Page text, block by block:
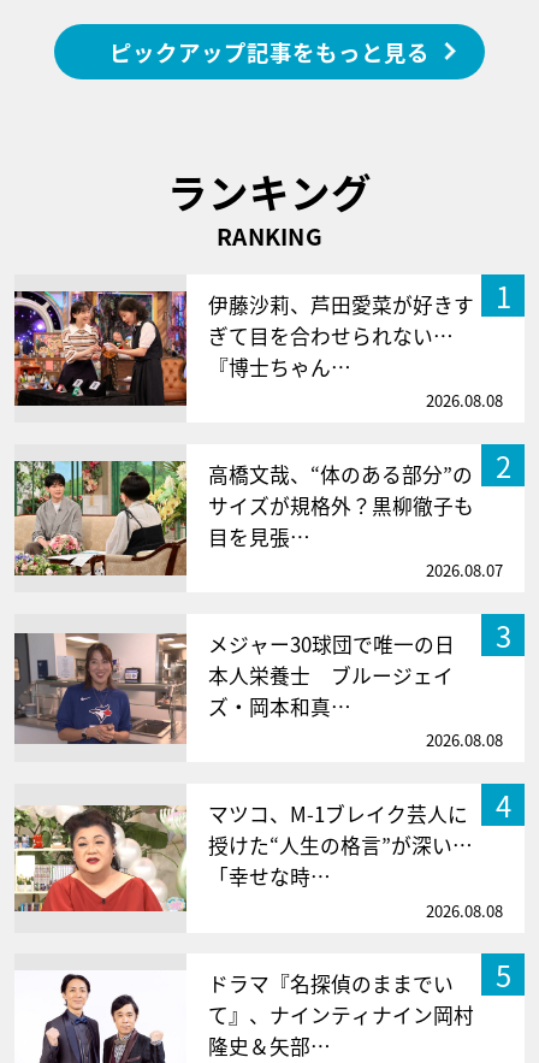
ピックアップ記事をもっと見る
ランキング
RANKING
1
伊藤沙莉、芦田愛菜が好きす
ぎて目を合わせられない…
『博士ちゃん…
2026.08.08
2
高橋文哉、“体のある部分”の
サイズが規格外？黒柳徹子も
目を見張…
2026.08.07
3
メジャー30球団で唯一の日
本人栄養士 ブルージェイ
ズ・岡本和真…
2026.08.08
4
マツコ、M-1ブレイク芸人に
授けた“人生の格言”が深い…
「幸せな時…
2026.08.08
5
ドラマ『名探偵のままでい
て』、ナインティナイン岡村
隆史＆矢部…